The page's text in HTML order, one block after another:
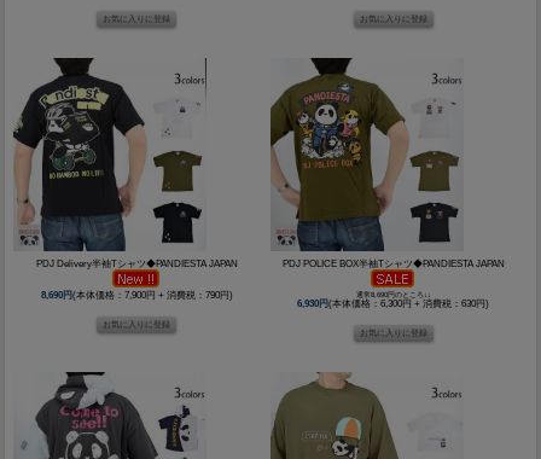
PDJ Delivery半袖Tシャツ◆PANDIESTA JAPAN
8,690円(本体価格：7,900円 + 消費税：790円)
PDJ POLICE BOX半袖Tシャツ◆PANDIESTA JAPAN
通常8,690円のところ↓↓
6,930円(本体価格：6,300円 + 消費税：630円)